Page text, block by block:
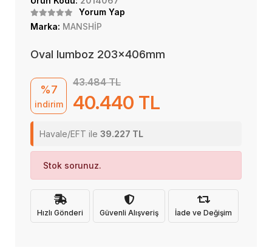
Yorum Yap
Marka: MANSHİP
Oval lumboz 203x406mm
%7
indirim
43.484 TL
40.440 TL
Havale/EFT ile 39.227 TL
Stok sorunuz.
Hızlı Gönderi Güvenli Alışveriş İade ve Değişim